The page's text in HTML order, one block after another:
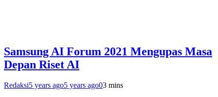
Samsung AI Forum 2021 Mengupas Masa
Depan Riset AI
Redaksi5 years ago5 years ago03 mins